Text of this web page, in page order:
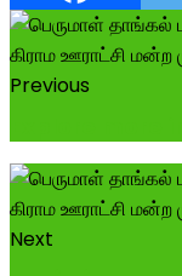
Previous
Next